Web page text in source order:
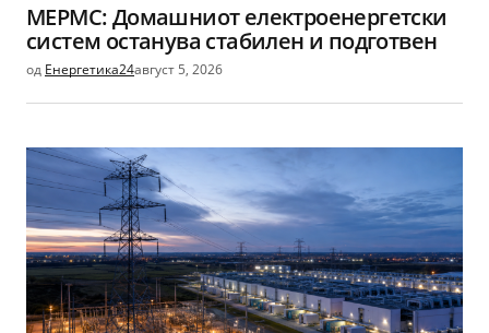
МЕРМС: Домашниот електроенергетски
систем останува стабилен и подготвен
од Енергетика24август 5, 2026